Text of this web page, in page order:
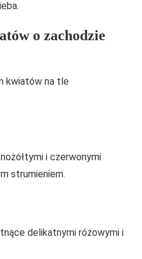
o zachodzie
kwiatów na tle
i czerwonymi
strumieniem.
delikatnymi różowymi i